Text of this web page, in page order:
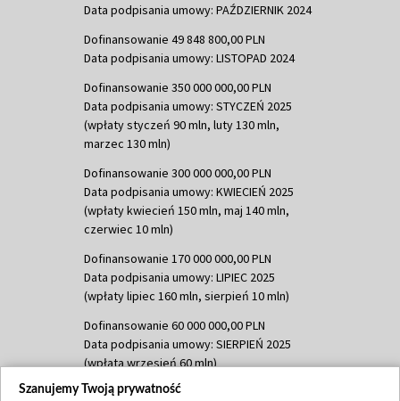
Data podpisania umowy: PAŹDZIERNIK 2024
Dofinansowanie 49 848 800,00 PLN
Data podpisania umowy: LISTOPAD 2024
Dofinansowanie 350 000 000,00 PLN
Data podpisania umowy: STYCZEŃ 2025
(wpłaty styczeń 90 mln, luty 130 mln,
marzec 130 mln)
Dofinansowanie 300 000 000,00 PLN
Data podpisania umowy: KWIECIEŃ 2025
(wpłaty kwiecień 150 mln, maj 140 mln,
czerwiec 10 mln)
Dofinansowanie 170 000 000,00 PLN
Data podpisania umowy: LIPIEC 2025
(wpłaty lipiec 160 mln, sierpień 10 mln)
Dofinansowanie 60 000 000,00 PLN
Data podpisania umowy: SIERPIEŃ 2025
(wpłata wrzesień 60 mln)
Dofinansowanie 635 783 051,21 PLN
Szanujemy Twoją prywatność